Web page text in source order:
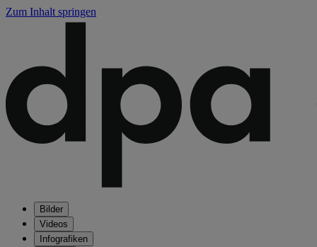
Zum Inhalt springen
Bilder
Videos
Infografiken